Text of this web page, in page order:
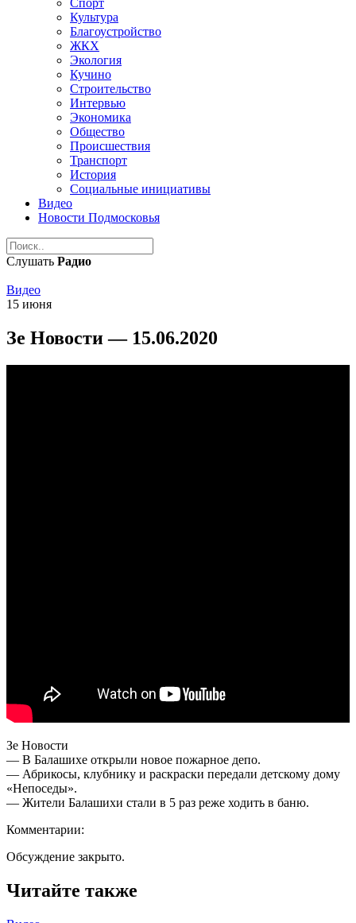
Спорт
Культура
Благоустройство
ЖКХ
Экология
Кучино
Строительство
Интервью
Экономика
Общество
Происшествия
Транспорт
История
Социальные инициативы
Видео
Новости Подмосковья
Слушать Радио
Видео
15 июня
Зе Новости — 15.06.2020
Зе Новости
— В Балашихе открыли новое пожарное депо.
— Абрикосы, клубнику и раскраски передали детскому дому
«Непоседы».
— Жители Балашихи стали в 5 раз реже ходить в баню.
Комментарии:
Обсуждение закрыто.
Читайте также